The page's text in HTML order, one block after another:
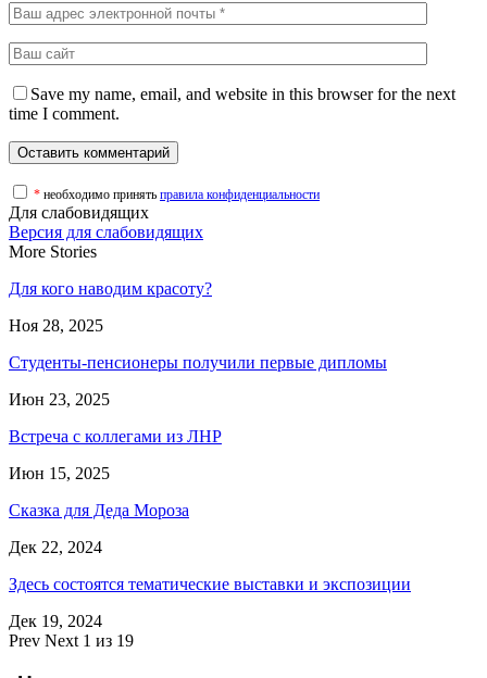
Save my name, email, and website in this browser for the next
time I comment.
* необходимо принять правила конфиденциальности
Для слабовидящих
Версия для слабовидящих
More Stories
Для кого наводим красоту?
Ноя 28, 2025
Студенты-пенсионеры получили первые дипломы
Июн 23, 2025
Встреча с коллегами из ЛНР
Июн 15, 2025
Сказка для Деда Мороза
Дек 22, 2024
Здесь состоятся тематические выставки и экспозиции
Дек 19, 2024
Prev Next 1 из 19